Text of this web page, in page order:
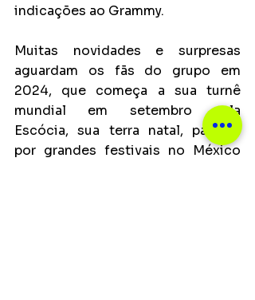
indicações ao Grammy.
Muitas novidades e surpresas
aguardam os fãs do grupo em
2024, que começa a sua turnê
mundial em setembro pela
Escócia, sua terra natal, passam
por grandes festivais no México